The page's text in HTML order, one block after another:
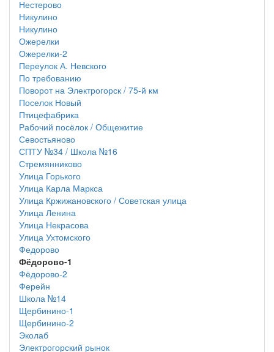
Нестерово
Никулино
Никулино
Ожерелки
Ожерелки-2
Переулок А. Невского
По требованию
Поворот на Электрогорск / 75-й км
Поселок Новый
Птицефабрика
Рабочий посёлок / Общежитие
Севостьяново
СПТУ №34 / Школа №16
Стремянниково
Улица Горького
Улица Карла Маркса
Улица Кржижановского / Советская улица
Улица Ленина
Улица Некрасова
Улица Ухтомского
Федорово
Фёдорово-1
Фёдорово-2
Ферейн
Школа №14
Щербинино-1
Щербинино-2
Эколаб
Электрогорский рынок